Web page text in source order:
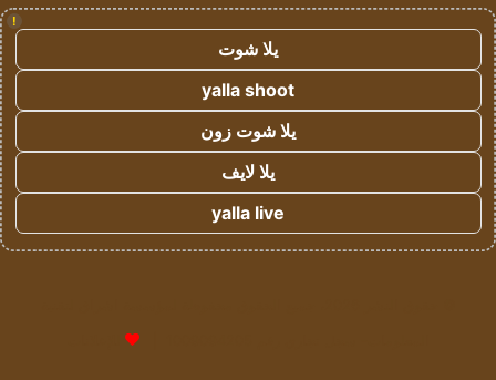
!
يلا شوت
yalla shoot
يلا شوت زون
يلا لايف
yalla live